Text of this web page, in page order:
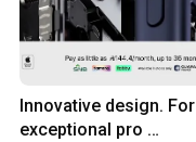
Innovative design. For
exceptional pro